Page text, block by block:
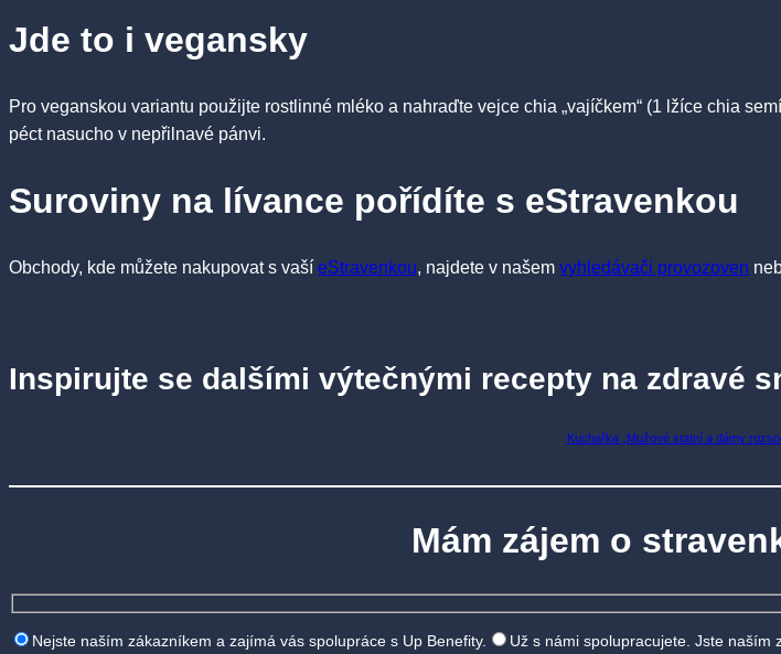
Jde to i vegansky
Pro veganskou variantu použijte rostlinné mléko a nahraďte vejce chia „vajíčkem“ (1 lžíce chia
péct nasucho v nepřilnavé pánvi.
Suroviny na lívance pořídíte s eStravenkou
Obchody, kde můžete nakupovat s vaší eStravenkou, najdete v našem vyhledávači provozoven
Inspirujte se dalšími výtečnými recepty na zdravé
Kuchařka „Mužové statní a dámy
Mám zájem o
Nejste naším zákazníkem a zajímá vás spolupráce s Up Benefity. Už s námi spolupracujete. Jste naším